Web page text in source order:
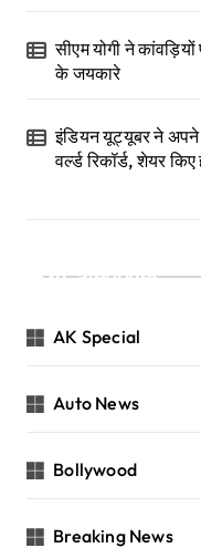
सीएम योगी ने कांवड़ियों
के जयकारे
इंडियन यूट्यूबर ने अपने
वर्ल्ड रिकॉर्ड, शेयर
Categories
AK Special
Auto News
Bollywood
Breaking News